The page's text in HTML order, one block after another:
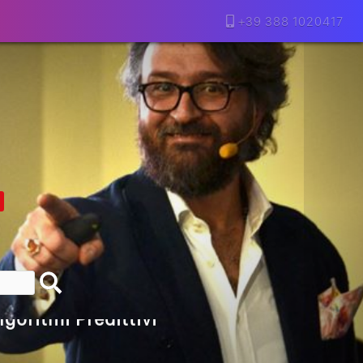
+39 388 1020417
Motivazione…
Franzese
Davvero
Vecchia SEO
Predittivi
Media, L’AI E I Contenuti…